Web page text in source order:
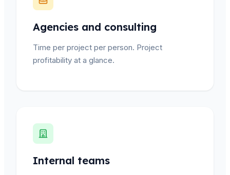
Agencies and consulting
Time per project per person. Project
profitability at a glance.
Internal teams